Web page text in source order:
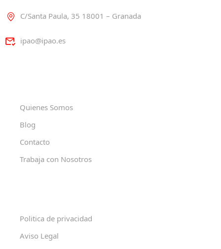
C/Santa Paula, 35 18001 – Granada
ipao@ipao.es
Quienes Somos
Blog
Contacto
Trabaja con Nosotros
Politica de privacidad
Aviso Legal